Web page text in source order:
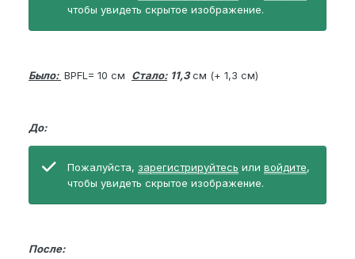
чтобы увидеть скрытое изображение.
Было: BPFL= 10 см Стало: 11,3см (+ 1,3 см)
До:
Пожалуйста, зарегистрируйтесь или войдите,
чтобы увидеть скрытое изображение.
После: